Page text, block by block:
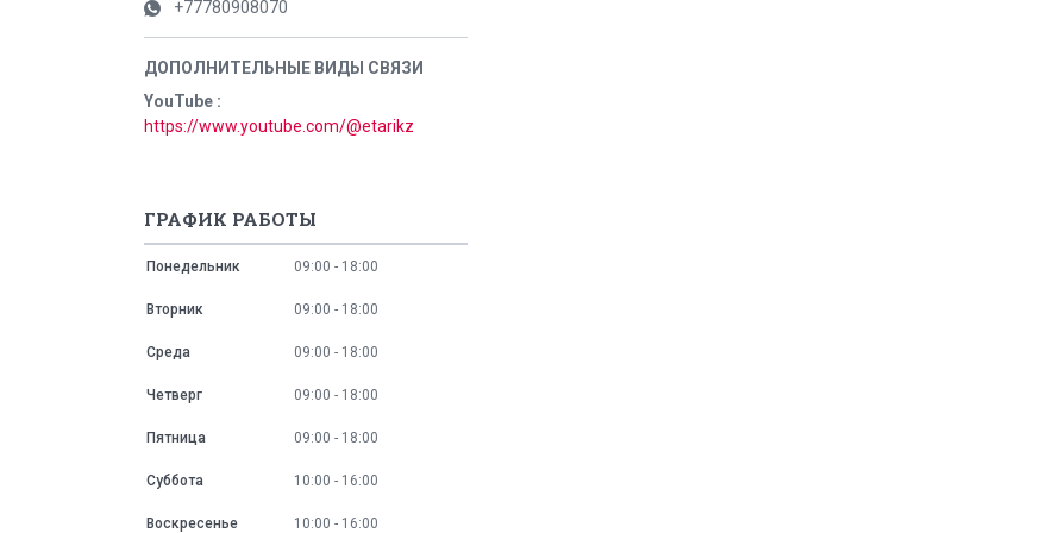
+77780908070
YouTube
https://www.youtube.com/@etarikz
ГРАФИК РАБОТЫ
Понедельник 09:00 18:00
Вторник 09:00 18:00
Среда 09:00 18:00
Четверг 09:00 18:00
Пятница 09:00 18:00
Суббота 10:00 16:00
Воскресенье 10:00 16:00